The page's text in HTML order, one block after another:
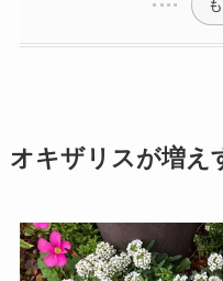
オキザリスが増え